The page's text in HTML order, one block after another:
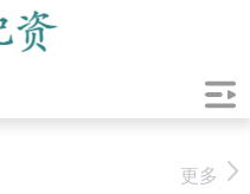
更多